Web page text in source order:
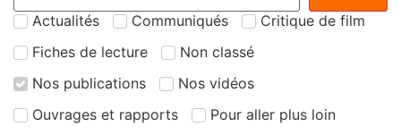
Actualités Communiqués
Critique de film
Fiches de lecture
Non classé
Nos publications
Nos vidéos
Ouvrages et rapports
Pour aller plus loin